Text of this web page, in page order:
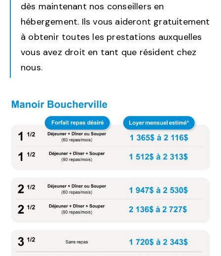
dès maintenant nos conseillers en
hébergement. Ils vous aideront gratuitement
à obtenir toutes les prestations auxquelles
vous avez droit en tant que résident chez
nous.